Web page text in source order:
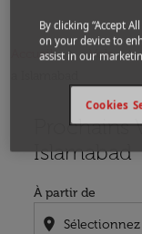
Accueil Vols
Prochains
Islamabad
À partir de
location_on
Aucun tarif
By clicking “Accept
on your device to
assist in our
Cookies